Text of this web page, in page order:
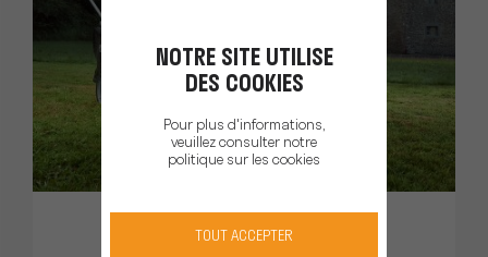
NOTRE SITE UTILISE
DES COOKIES
Pour plus d'informations,
veuillez consulter notre
politique sur les cookies
TOUT ACCEPTER